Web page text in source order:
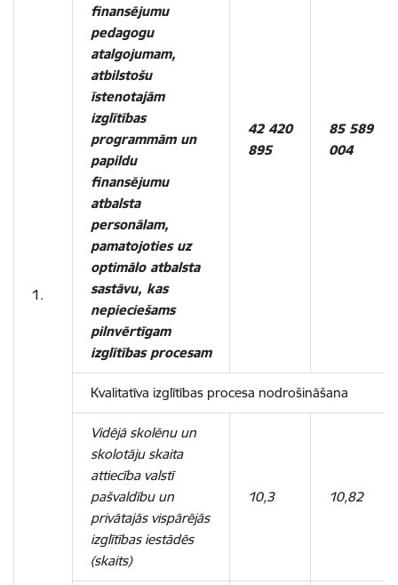
1.
finansējumu
pedagogu
atalgojumam,
atbilstošu
īstenotajām
izglītības
programmām un
papildu
finansējumu
atbalsta
personālam,
pamatojoties uz
optimālo atbalsta
sastāvu, kas
nepieciešams
pilnvērtīgam
izglītības procesam
42 420
895
85 589
004
Kvalitatīva izglītības procesa nodrošināšana
Vidējā skolēnu un
skolotāju skaita
attiecība valstī
pašvaldību un
privātajās vispārējās
izglītības iestādēs
(skaits)
10,3 10,82